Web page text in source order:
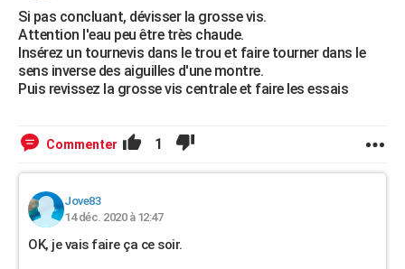
Si pas concluant, dévisser la grosse vis.
Attention l'eau peu être très chaude.
Insérez un tournevis dans le trou et faire tourner dans le
sens inverse des aiguilles d'une montre.
Puis revissez la grosse vis centrale et faire les essais
Commenter 1
Jove83
14 déc. 2020 à 12:47
OK, je vais faire ça ce soir.